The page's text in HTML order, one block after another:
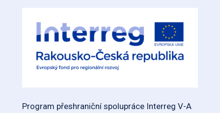
Program přeshraniční spolupráce Interreg V-A